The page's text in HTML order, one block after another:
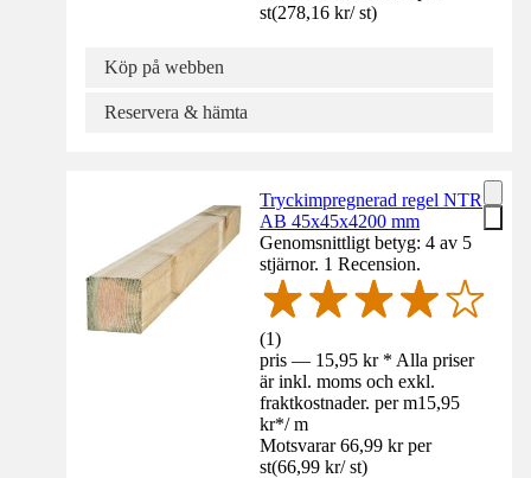
st(278,16 kr/ st)
Köp på webben
Reservera & hämta
Tryckimpregnerad regel NTR
AB 45x45x4200 mm
Genomsnittligt betyg: 4 av 5
stjärnor. 1 Recension.
(1)
pris — 15,95 kr * Alla priser
är inkl. moms och exkl.
fraktkostnader. per m15,95
kr*/ m
Motsvarar 66,99 kr per
st(66,99 kr/ st)